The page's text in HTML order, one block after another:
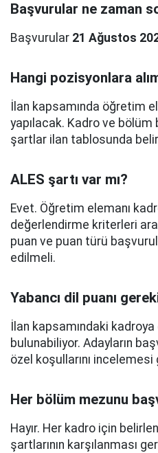
Başvurular ne zaman
Başvurular 21 Ağustos
Hangi pozisyonlara
İlan kapsamında öğretim
yapılacak. Kadro ve bölüm
şartlar ilan tablosunda
ALES şartı var mı?
Evet. Öğretim elemanı
değerlendirme kriterleri
puan ve puan türü
edilmeli.
Yabancı dil puanı
İlan kapsamındaki
bulunabiliyor. Adayların
özel koşullarını incelemesi
Her bölüm mezunu
Hayır. Her kadro için
şartlarının karşılanması